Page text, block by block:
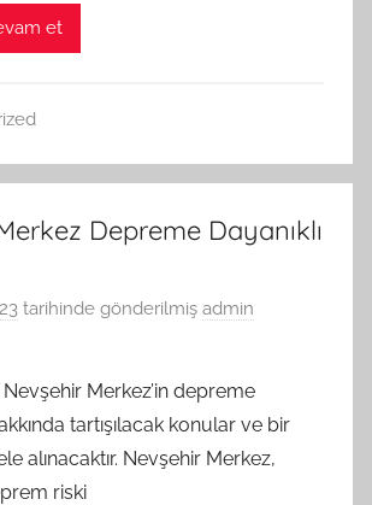
et
Depreme Dayanıklı
tarihinde gönderilmiş admin
Merkez’in depreme
tartışılacak konular ve bir
alınacaktır. Nevşehir Merkez,
riski